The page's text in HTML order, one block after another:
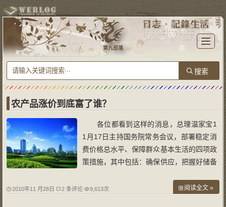
T
o
l
e
n
i
n
第九部落
农产品涨价到底富了谁？
各位都看到这样的消息，总理温家宝1
1月17日主持国务院常务会议，部署稳定消
费价格总水平、保障群众基本生活的四项政
策措施，其中包括：确保供应，把握好储备
发放价格临时补贴；增强调控，必要时对重
2010年11 月28日 2 条评论 9,613次 阅读全文 »